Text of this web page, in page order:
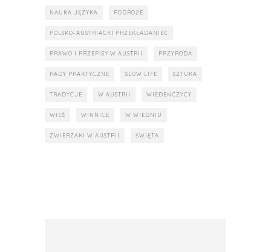
NAUKA JĘZYKA PODRÓŻE
POLSKO-AUSTRIACKI PRZEKŁADANIEC
PRAWO I PRZEPISY W AUSTRII PRZYRODA
RADY PRAKTYCZNE SLOW LIFE SZTUKA
TRADYCJE W AUSTRII WIEDEŃCZYCY
WIEŚ WINNICE W WIEDNIU
ZWIERZAKI W AUSTRII ŚWIĘTA